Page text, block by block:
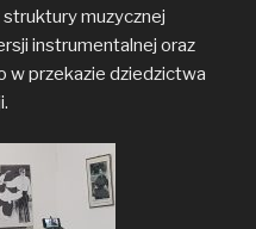
muzycznej
instrumentalnej oraz
w przekazie dziedzictwa